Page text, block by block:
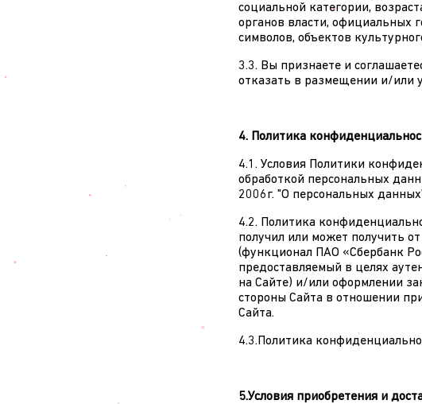
социальной категории,
органов власти, официальных
символов, объектов
3.3. Вы признаете и
отказать в размещении и/или
4. Политика
4.1. Условия Политики
обработкой персональных
2006г. "О персональных
4.2. Политика
получил или может получить
(функционал ПАО «Сбербанк
предоставляемый в целях
на Сайте) и/или оформлении
стороны Сайта в отношении
Сайта.
4.3.Политика
5.Условия приобретения и